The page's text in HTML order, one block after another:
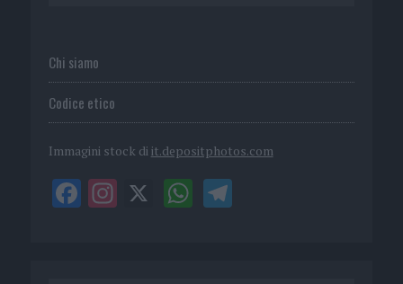
Chi siamo
Codice etico
Immagini stock di it.depositphotos.com